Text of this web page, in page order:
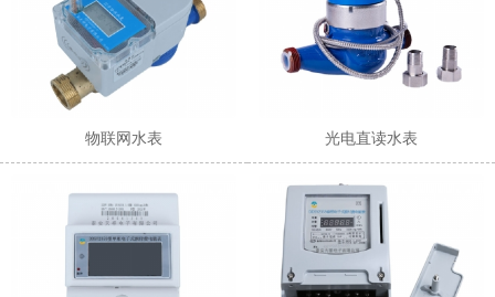
物联网水表 光电直读水表